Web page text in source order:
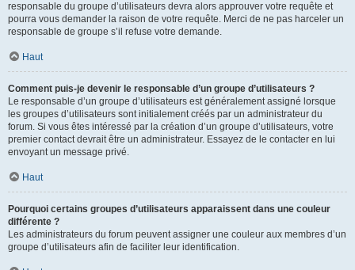
responsable du groupe d’utilisateurs devra alors approuver votre requête et
pourra vous demander la raison de votre requête. Merci de ne pas harceler un
responsable de groupe s’il refuse votre demande.
Haut
Comment puis-je devenir le responsable d’un groupe d’utilisateurs ?
Le responsable d’un groupe d’utilisateurs est généralement assigné lorsque
les groupes d’utilisateurs sont initialement créés par un administrateur du
forum. Si vous êtes intéressé par la création d’un groupe d’utilisateurs, votre
premier contact devrait être un administrateur. Essayez de le contacter en lui
envoyant un message privé.
Haut
Pourquoi certains groupes d’utilisateurs apparaissent dans une couleur
différente ?
Les administrateurs du forum peuvent assigner une couleur aux membres d’un
groupe d’utilisateurs afin de faciliter leur identification.